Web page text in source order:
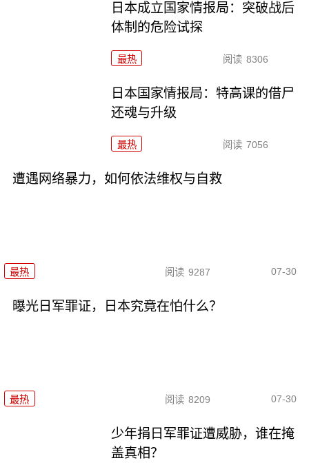
日本成立国家情报局：突破战后
体制的危险试探
最热 阅读 8306
日本国家情报局：特高课的借尸
还魂与升级
最热 阅读 7056
遭遇网络暴力，如何依法维权与自救
最热 阅读 9287 07-30
曝光日军罪证，日本究竟在怕什么？
最热 阅读 8209 07-30
少年捐日军罪证遭威胁，谁在掩
盖真相？